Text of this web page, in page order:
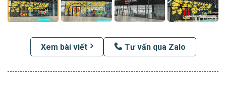
Xem bài viết Tư vấn qua Zalo